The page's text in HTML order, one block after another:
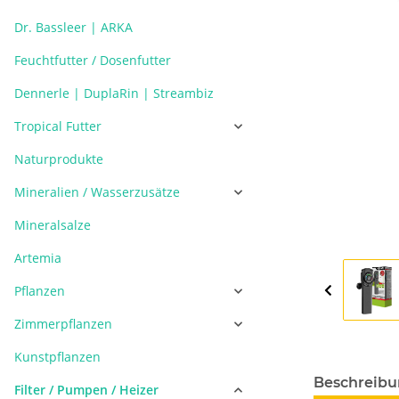
Dr. Bassleer | ARKA
Feuchtfutter / Dosenfutter
Dennerle | DuplaRin | Streambiz
Tropical Futter
Naturprodukte
Mineralien / Wasserzusätze
Mineralsalze
Artemia
Pflanzen
Zimmerpflanzen
Kunstpflanzen
Filter / Pumpen / Heizer